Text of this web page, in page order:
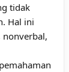
tidak
Hal ini